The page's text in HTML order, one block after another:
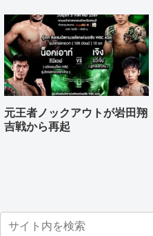
元王者ノックアウトが岩田翔
吉戦から再起